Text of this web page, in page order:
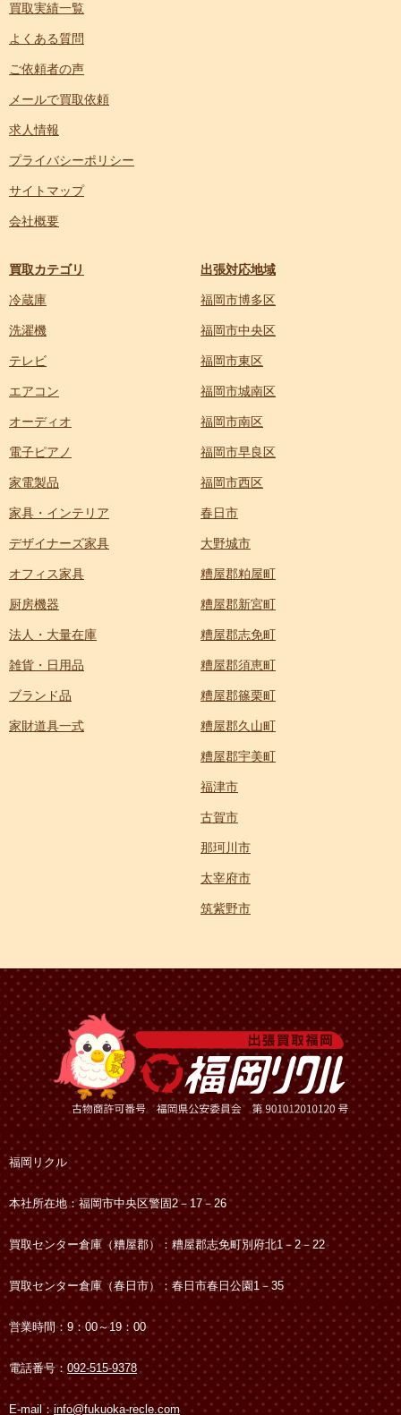
買取実績一覧
よくある質問
ご依頼者の声
メールで買取依頼
求人情報
プライバシーポリシー
サイトマップ
会社概要
買取カテゴリ
冷蔵庫
洗濯機
テレビ
エアコン
オーディオ
電子ピアノ
家電製品
家具・インテリア
デザイナーズ家具
オフィス家具
厨房機器
法人・大量在庫
雑貨・日用品
ブランド品
家財道具一式
出張対応地域
福岡市博多区
福岡市中央区
福岡市東区
福岡市城南区
福岡市南区
福岡市早良区
福岡市西区
春日市
大野城市
糟屋郡粕屋町
糟屋郡新宮町
糟屋郡志免町
糟屋郡須恵町
糟屋郡篠栗町
糟屋郡久山町
糟屋郡宇美町
福津市
古賀市
那珂川市
太宰府市
筑紫野市
福岡リクル
本社所在地：福岡市中央区警固2－17－26
買取センター倉庫（糟屋郡）：糟屋郡志免町別府北1－2－22
買取センター倉庫（春日市）：春日市春日公園1－35
営業時間：9：00～19：00
電話番号： 092-515-9378
E-mail：info@fukuoka-recle.com